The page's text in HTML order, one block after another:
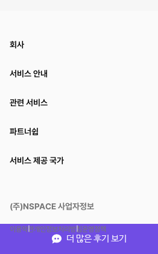
더 많은 후기 보기
회사
서비스 안내
관련 서비스
파트너쉽
서비스 제공 국가
(주)NSPACE 사업자정보
이용약관개인정보처리방침운영정책
스페이스클라우드는 통신판매중개자이며 통신판매의